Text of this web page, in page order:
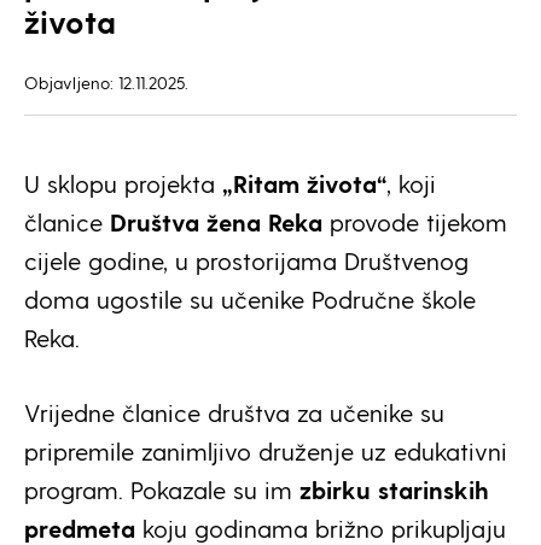
života
Objavljeno: 12.11.2025.
U sklopu projekta „Ritam života“, koji
članice Društva žena Reka provode tijekom
cijele godine, u prostorijama Društvenog
doma ugostile su učenike Područne škole
Reka.
Vrijedne članice društva za učenike su
pripremile zanimljivo druženje uz edukativni
program. Pokazale su im zbirku starinskih
predmeta koju godinama brižno prikupljaju